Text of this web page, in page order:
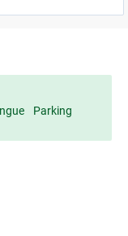
Parking